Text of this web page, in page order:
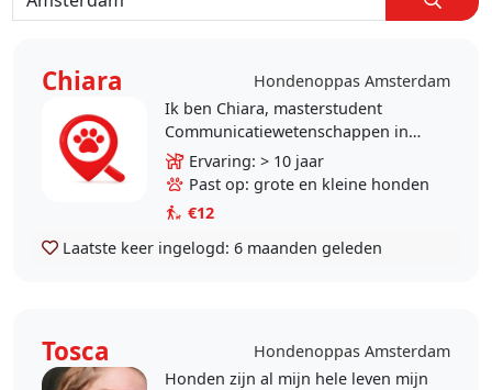
Chiara
Hondenoppas Amsterdam
Ik ben Chiara, masterstudent
Communicatiewetenschappen in
Amsterdam. Zelf heb ik altijd een
hele lieve, gezellige hond (mix
tussen Ierse en Engelse..
Ervaring: > 10 jaar
Past op: grote en kleine honden
€12
Laatste keer ingelogd: 6 maanden geleden
Tosca
Hondenoppas Amsterdam
Honden zijn al mijn hele leven mijn